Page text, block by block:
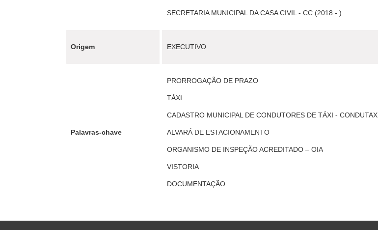
SECRETARIA MUNICIPAL DA CASA CIVIL - CC (2018 - )
Origem EXECUTIVO
Palavras-chave
PRORROGAÇÃO DE PRAZO
TÁXI
CADASTRO MUNICIPAL DE CONDUTORES DE TÁXI - CONDUTAX
ALVARÁ DE ESTACIONAMENTO
ORGANISMO DE INSPEÇÃO ACREDITADO – OIA
VISTORIA
DOCUMENTAÇÃO